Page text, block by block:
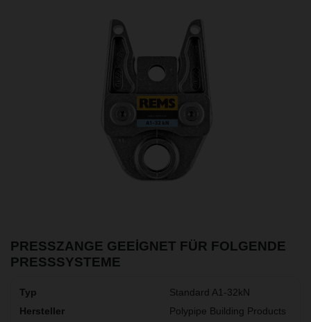
PRESSZANGE GEEIGNET FÜR FOLGENDE
PRESSSYSTEME
Standard A1-32kN
Polypipe Building Products